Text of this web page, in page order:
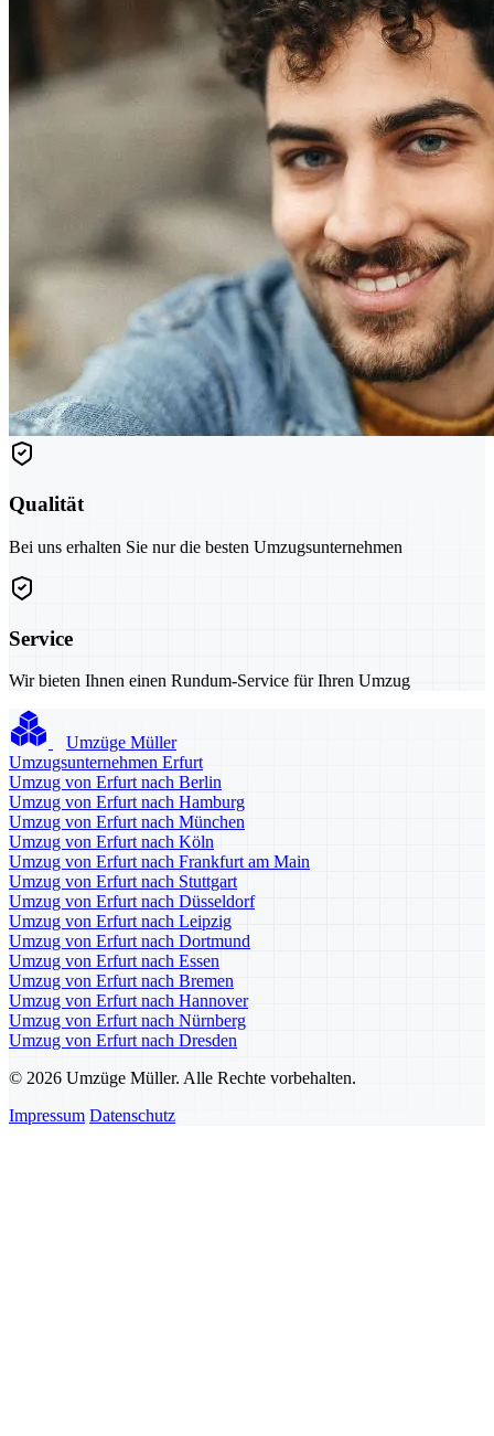
Qualität
Bei uns erhalten Sie nur die besten Umzugsunternehmen
Service
Wir bieten Ihnen einen Rundum-Service für Ihren Umzug
Umzüge Müller
Umzugsunternehmen Erfurt
Umzug von Erfurt nach Berlin
Umzug von Erfurt nach Hamburg
Umzug von Erfurt nach München
Umzug von Erfurt nach Köln
Umzug von Erfurt nach Frankfurt am Main
Umzug von Erfurt nach Stuttgart
Umzug von Erfurt nach Düsseldorf
Umzug von Erfurt nach Leipzig
Umzug von Erfurt nach Dortmund
Umzug von Erfurt nach Essen
Umzug von Erfurt nach Bremen
Umzug von Erfurt nach Hannover
Umzug von Erfurt nach Nürnberg
Umzug von Erfurt nach Dresden
© 2026 Umzüge Müller. Alle Rechte vorbehalten.
Impressum Datenschutz